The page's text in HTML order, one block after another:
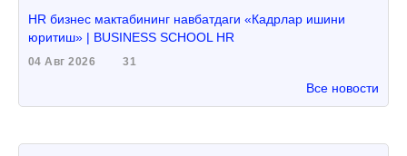
HR бизнес мактабининг навбатдаги «Кадрлар ишини
юритиш» | BUSINESS SCHOOL HR
04 Авг 2026 31
Все новости